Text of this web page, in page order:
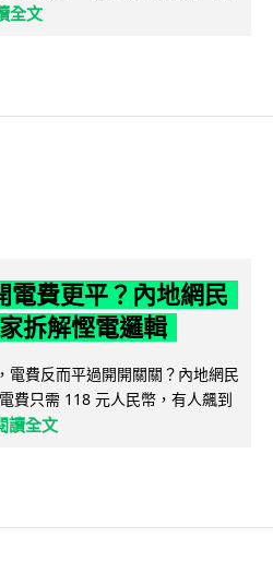
全文
電費更平？內地網民
拆解慳電邏輯
電費反而平過開開關關？內地網民
費只需 118 元人民幣，有人飆到
讀全文